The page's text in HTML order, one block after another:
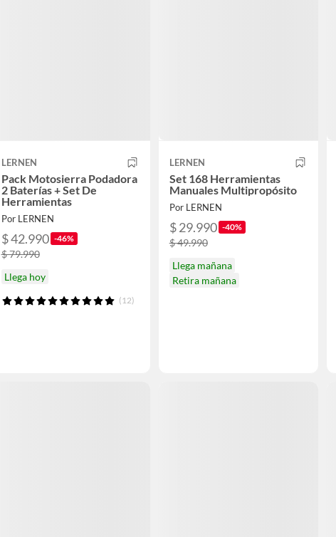
LERNEN
Pack Motosierra Podadora
2 Baterías + Set De
Herramientas
Por LERNEN
$ 42.990 -46%
$ 79.990
Llega hoy
(12)
LERNEN
Set 168 Herramientas
Manuales Multipropósito
Por LERNEN
$ 29.990 -40%
$ 49.990
Llega mañana
Retira mañana